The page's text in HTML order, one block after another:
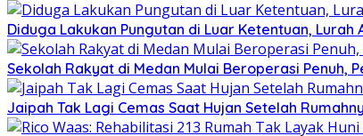
Diduga Lakukan Pungutan di Luar Ketentuan, Lurah
Sekolah Rakyat di Medan Mulai Beroperasi Penuh,
Jaipah Tak Lagi Cemas Saat Hujan Setelah